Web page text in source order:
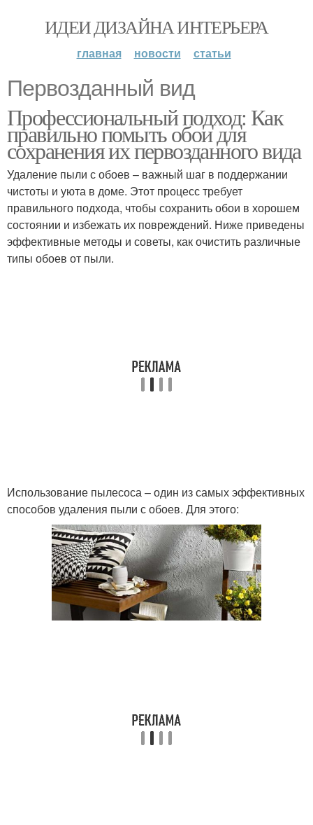
ИДЕИ ДИЗАЙНА ИНТЕРЬЕРА
главная новости статьи
Первозданный вид
Профессиональный подход: Как
правильно помыть обои для
сохранения их первозданного вида
Удаление пыли с обоев – важный шаг в поддержании
чистоты и уюта в доме. Этот процесс требует
правильного подхода, чтобы сохранить обои в хорошем
состоянии и избежать их повреждений. Ниже приведены
эффективные методы и советы, как очистить различные
типы обоев от пыли.
Использование пылесоса – один из самых эффективных
способов удаления пыли с обоев. Для этого: